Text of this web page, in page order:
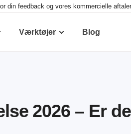
din feedback og vores kommercielle
Værktøjer Blog
2026 – Er